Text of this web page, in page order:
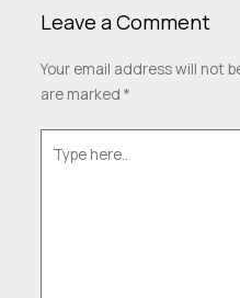
Leave a Comment
Your email address will not
are marked *
here..